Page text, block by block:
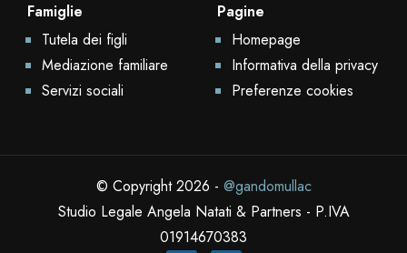
Famiglie
Tutela dei figli
Mediazione familiare
Servizi sociali
Pagine
Homepage
Informativa della privacy
Preferenze cookies
© Copyright 2026 - @gandomullac
Studio Legale Angela Natati & Partners - P.IVA
01914670383